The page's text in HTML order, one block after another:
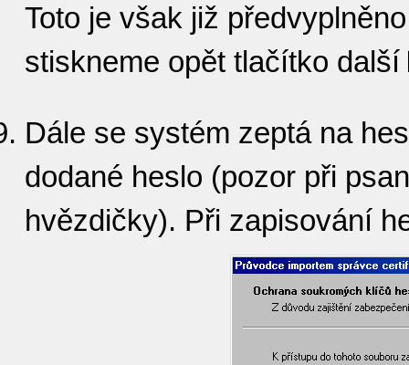
Toto je však již
stiskneme opět tlačítko další
Dále se systém zeptá na
dodané heslo (pozor při
hvězdičky). Při zapisování